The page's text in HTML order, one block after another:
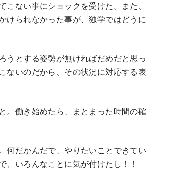
ない事にショックを受けた。また、
けられなかった事が、独学ではどうに
うとする姿勢が無ければだめだと思っ
ないのだから、その状況に対応する表
。働き始めたら、まとまった時間の確
だかんだで、やりたいことできてい
いろんなことに気が付けたし！！